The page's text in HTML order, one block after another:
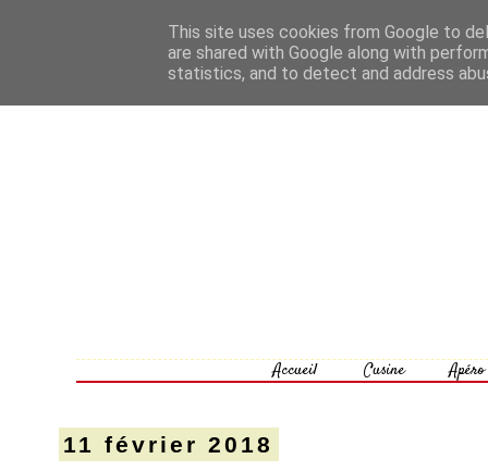
Accueil Cusine Apéro
11 février 2018
This site uses cookies from Google to
are shared with Google along with
statistics, and to detect and address